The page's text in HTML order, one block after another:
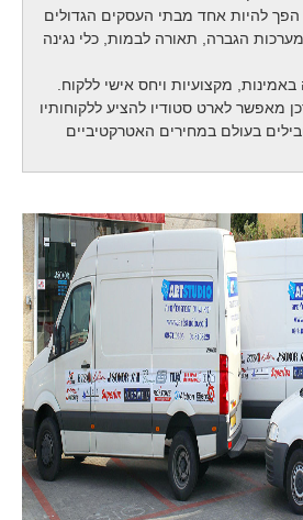
סטודיו הפך להיות אחד מבתי העסקים הגדולים
הגברה, תאורה לבמות, כלי נגינה
מקצועיות ויחס אישי ללקוח
מאפשר לארט סטודיו להציע ללקוחותיו
בעולם במחירים האטרקטיביים